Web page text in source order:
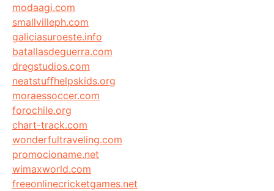
modaagi.com
smallvilleph.com
galiciasuroeste.info
batallasdeguerra.com
dregstudios.com
neatstuffhelpskids.org
moraessoccer.com
forochile.org
chart-track.com
wonderfultraveling.com
promocioname.net
wimaxworld.com
freeonlinecricketgames.net